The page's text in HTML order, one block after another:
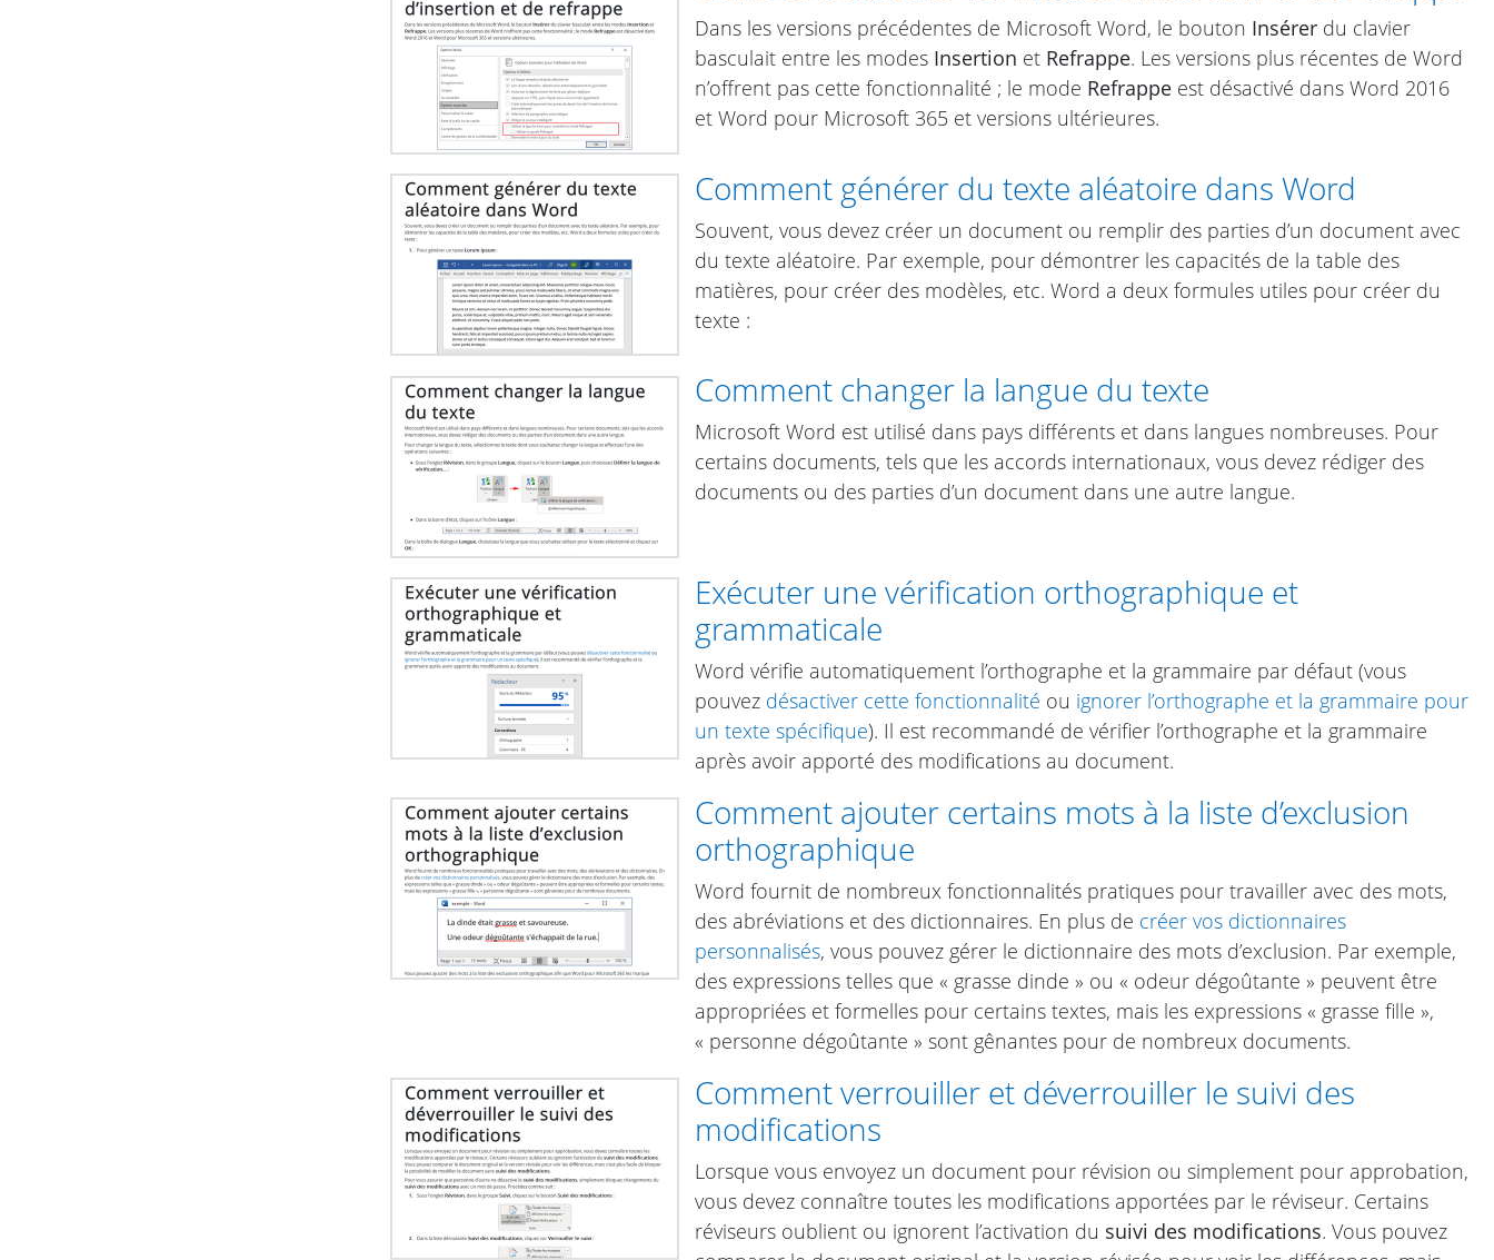
Dans les versions précédentes de Microsoft Word, le bouton Insérer du clavier
basculait entre les modes Insertion et Refrappe. Les versions plus récentes de Word
n’offrent pas cette fonctionnalité ; le mode Refrappe est désactivé dans Word 2016
et Word pour Microsoft 365 et versions ultérieures.
Comment générer du texte aléatoire dans Word
Souvent, vous devez créer un document ou remplir des parties d’un document avec
du texte aléatoire. Par exemple, pour démontrer les capacités de la table des
matières, pour créer des modèles, etc. Word a deux formules utiles pour créer du
texte :
Comment changer la langue du texte
Microsoft Word est utilisé dans pays différents et dans langues nombreuses. Pour
certains documents, tels que les accords internationaux, vous devez rédiger des
documents ou des parties d’un document dans une autre langue.
Exécuter une vérification orthographique et
grammaticale
Word vérifie automatiquement l’orthographe et la grammaire par défaut (vous
pouvez désactiver cette fonctionnalité ou ignorer l’orthographe et la grammaire pour
un texte spécifique). Il est recommandé de vérifier l’orthographe et la grammaire
après avoir apporté des modifications au document.
Comment ajouter certains mots à la liste d’exclusion
orthographique
Word fournit de nombreux fonctionnalités pratiques pour travailler avec des mots,
des abréviations et des dictionnaires. En plus de créer vos dictionnaires
personnalisés, vous pouvez gérer le dictionnaire des mots d’exclusion. Par exemple,
des expressions telles que « grasse dinde » ou « odeur dégoûtante » peuvent être
appropriées et formelles pour certains textes, mais les expressions « grasse fille »,
« personne dégoûtante » sont gênantes pour de nombreux documents.
Comment verrouiller et déverrouiller le suivi des
modifications
Lorsque vous envoyez un document pour révision ou simplement pour approbation,
vous devez connaître toutes les modifications apportées par le réviseur. Certains
réviseurs oublient ou ignorent l’activation du suivi des modifications. Vous pouvez